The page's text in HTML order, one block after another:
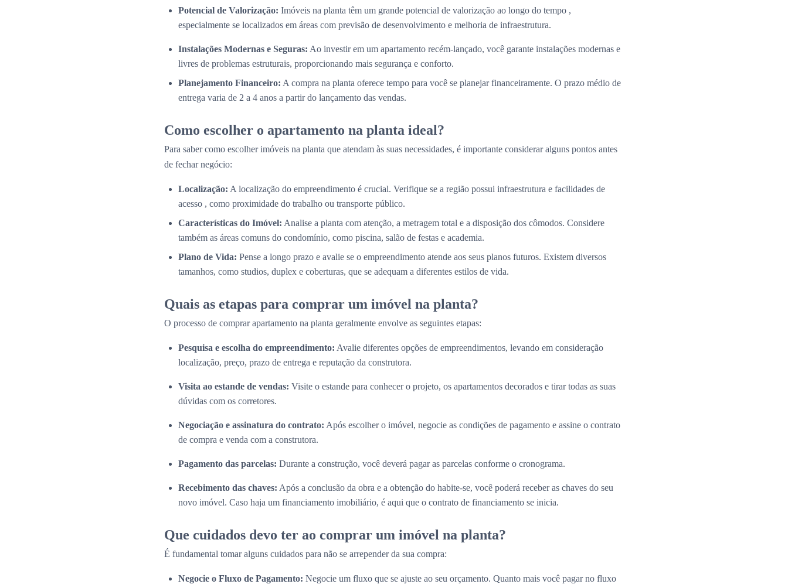
Potencial de Valorização: Imóveis na planta têm um grande potencial de valorização ao longo do tempo ,
especialmente se localizados em áreas com previsão de desenvolvimento e melhoria de infraestrutura.
Instalações Modernas e Seguras: Ao investir em um apartamento recém-lançado, você garante instalações modernas e
livres de problemas estruturais, proporcionando mais segurança e conforto.
Planejamento Financeiro: A compra na planta oferece tempo para você se planejar financeiramente. O prazo médio de
entrega varia de 2 a 4 anos a partir do lançamento das vendas.
Como escolher o apartamento na planta ideal?
Para saber como escolher imóveis na planta que atendam às suas necessidades, é importante considerar alguns pontos antes
de fechar negócio:
Localização: A localização do empreendimento é crucial. Verifique se a região possui infraestrutura e facilidades de
acesso , como proximidade do trabalho ou transporte público.
Características do Imóvel: Analise a planta com atenção, a metragem total e a disposição dos cômodos. Considere
também as áreas comuns do condomínio, como piscina, salão de festas e academia.
Plano de Vida: Pense a longo prazo e avalie se o empreendimento atende aos seus planos futuros. Existem diversos
tamanhos, como studios, duplex e coberturas, que se adequam a diferentes estilos de vida.
Quais as etapas para comprar um imóvel na planta?
O processo de comprar apartamento na planta geralmente envolve as seguintes etapas:
Pesquisa e escolha do empreendimento: Avalie diferentes opções de empreendimentos, levando em consideração
localização, preço, prazo de entrega e reputação da construtora.
Visita ao estande de vendas: Visite o estande para conhecer o projeto, os apartamentos decorados e tirar todas as suas
dúvidas com os corretores.
Negociação e assinatura do contrato: Após escolher o imóvel, negocie as condições de pagamento e assine o contrato
de compra e venda com a construtora.
Pagamento das parcelas: Durante a construção, você deverá pagar as parcelas conforme o cronograma.
Recebimento das chaves: Após a conclusão da obra e a obtenção do habite-se, você poderá receber as chaves do seu
novo imóvel. Caso haja um financiamento imobiliário, é aqui que o contrato de financiamento se inicia.
Que cuidados devo ter ao comprar um imóvel na planta?
É fundamental tomar alguns cuidados para não se arrepender da sua compra:
Negocie o Fluxo de Pagamento: Negocie um fluxo que se ajuste ao seu orçamento. Quanto mais você pagar no fluxo